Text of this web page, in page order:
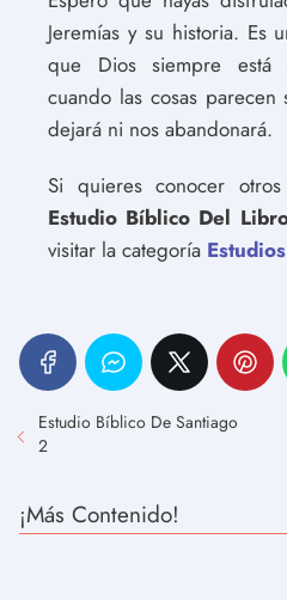
Jeremías y su historia. Es
que Dios siempre está
cuando las cosas
dejará ni nos abandonará.
Si quieres conocer
Estudio Bíblico Del
visitar la categoría
Estudio Bíblico De Santiago
2
¡Más Contenido!